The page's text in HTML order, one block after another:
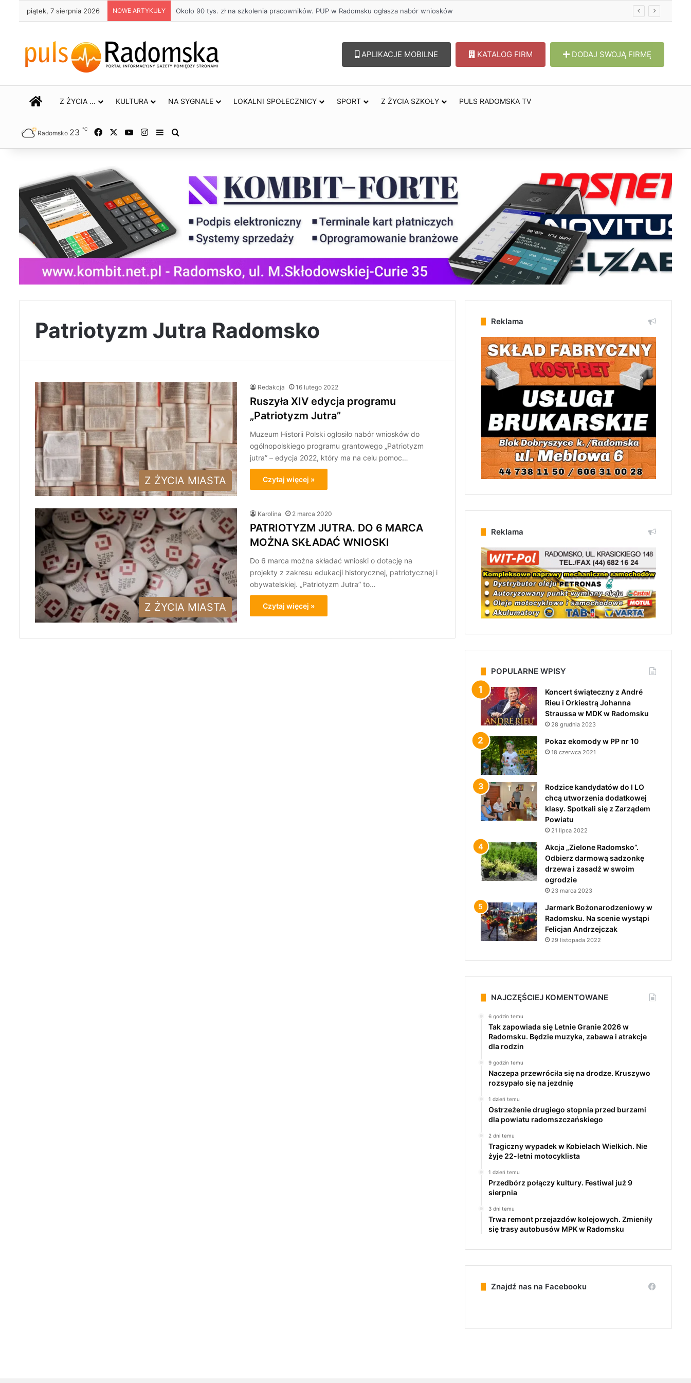
piątek, 7 sierpnia 2026 NOWE ARTYKUŁY Około 90 tys. zł na szkolenia pracowników. PUP w Radomsku ogłasza nabór wniosków
APLIKACJE MOBILNE KATALOG FIRM DODAJ SWOJĄ FIRMĘ
STRONA GŁÓWNA
Z ŻYCIA … KULTURA NA SYGNALE LOKALNI SPOŁECZNICY SPORT Z ŻYCIA SZKOŁY PULS RADOMSKA TV
Radomsko 23 ℃ Facebook YouTubeInstagram
Sidebar
Patriotyzm Jutra Radomsko
Z ŻYCIA MIASTA
Redakcja 16 lutego 2022
Ruszyła XIV edycja programu
„Patriotyzm Jutra”
Muzeum Historii Polski ogłosiło nabór wniosków do
ogólnopolskiego programu grantowego „Patriotyzm
jutra” – edycja 2022, który ma na celu pomoc…
Czytaj więcej »
Z ŻYCIA MIASTA
Karolina 2 marca 2020
PATRIOTYZM JUTRA. DO 6 MARCA
MOŻNA SKŁADAĆ WNIOSKI
Do 6 marca można składać wnioski o dotację na
projekty z zakresu edukacji historycznej, patriotycznej i
obywatelskiej. „Patriotyzm Jutra” to…
Czytaj więcej »
Reklama
Reklama
POPULARNE WPISY
Koncert świąteczny z André
Rieu i Orkiestrą Johanna
Straussa w MDK w Radomsku
28 grudnia 2023
Pokaz ekomody w PP nr 10
18 czerwca 2021
Rodzice kandydatów do I LO
chcą utworzenia dodatkowej
klasy. Spotkali się z Zarządem
Powiatu
21 lipca 2022
Akcja „Zielone Radomsko”.
Odbierz darmową sadzonkę
drzewa i zasadź w swoim
ogrodzie
23 marca 2023
Jarmark Bożonarodzeniowy w
Radomsku. Na scenie wystąpi
Felicjan Andrzejczak
29 listopada 2022
NAJCZĘŚCIEJ KOMENTOWANE
6 godzin temu
Tak zapowiada się Letnie Granie 2026 w
Radomsku. Będzie muzyka, zabawa i atrakcje
dla rodzin
9 godzin temu
Naczepa przewróciła się na drodze. Kruszywo
rozsypało się na jezdnię
1 dzień temu
Ostrzeżenie drugiego stopnia przed burzami
dla powiatu radomszczańskiego
2 dni temu
Tragiczny wypadek w Kobielach Wielkich. Nie
żyje 22-letni motocyklista
1 dzień temu
Przedbórz połączy kultury. Festiwal już 9
sierpnia
3 dni temu
Trwa remont przejazdów kolejowych. Zmieniły
się trasy autobusów MPK w Radomsku
Znajdź nas na Facebooku